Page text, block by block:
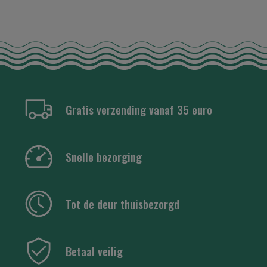
Gratis verzending vanaf 35 euro
Snelle bezorging
Tot de deur thuisbezorgd
Betaal veilig